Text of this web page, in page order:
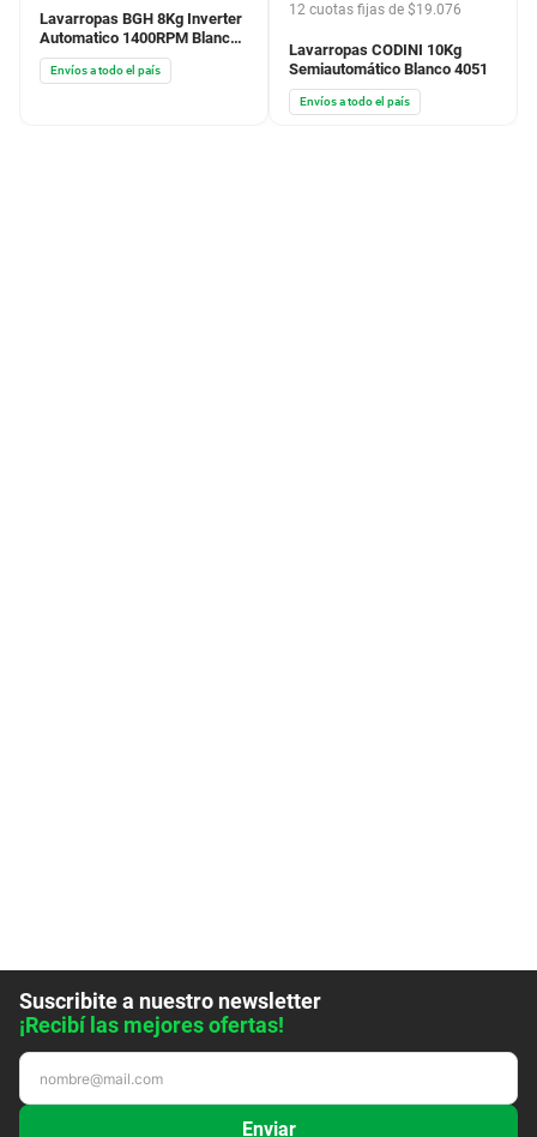
Lavarropas BGH 8Kg Inverter
Automatico 1400RPM Blanco
BWFE08W24AR
Envíos a todo el país
12 cuotas fijas de $19.076
Lavarropas CODINI 10Kg
Semiautomático Blanco 4051
Envíos a todo el país
Suscribite a nuestro newsletter
¡Recibí las mejores ofertas!
Enviar